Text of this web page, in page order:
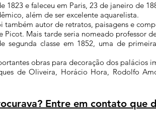
1823 e faleceu em Paris, 23 de janeiro de
além de ser excelente aquarelista.
autor de retratos, paisagens e
Picot. Mais tarde seria nomeado professor
segunda classe em 1852, uma de
obras para decoração dos palácios
de Oliveira, Horácio Hora, Rodolfo
Entre em contato que